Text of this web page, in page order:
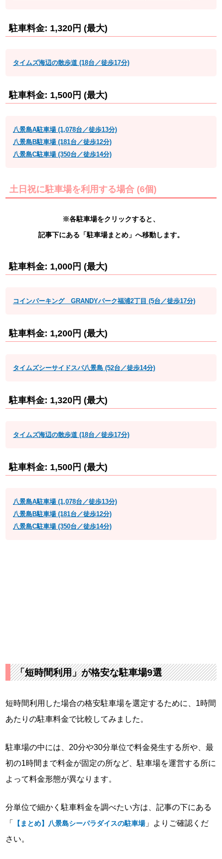
駐車料金: 1,320円 (最大)
タイムズ海辺の散歩道 (18台／徒歩17分)
駐車料金: 1,500円 (最大)
八景島A駐車場 (1,078台／徒歩13分)
八景島B駐車場 (181台／徒歩12分)
八景島C駐車場 (350台／徒歩14分)
土日祝に駐車場を利用する場合 (6個)
※各駐車場をクリックすると、
記事下にある「駐車場まとめ」へ移動します。
駐車料金: 1,000円 (最大)
コインパーキング GRANDYパーク福浦2丁目 (5台／徒歩17分)
駐車料金: 1,200円 (最大)
タイムズシーサイドスパ八景島 (52台／徒歩14分)
駐車料金: 1,320円 (最大)
タイムズ海辺の散歩道 (18台／徒歩17分)
駐車料金: 1,500円 (最大)
八景島A駐車場 (1,078台／徒歩13分)
八景島B駐車場 (181台／徒歩12分)
八景島C駐車場 (350台／徒歩14分)
「短時間利用」が格安な駐車場9選
短時間利用した場合の格安駐車場を選定するために、1時間
あたりの駐車料金で比較してみました。
駐車場の中には、20分や30分単位で料金発生する所や、最
初の1時間まで料金が固定の所など、駐車場を運営する所に
よって料金形態が異なります。
分単位で細かく駐車料金を調べたい方は、記事の下にある
「
【まとめ】八景島シーパラダイスの駐車場」よりご確認くだ
さい。